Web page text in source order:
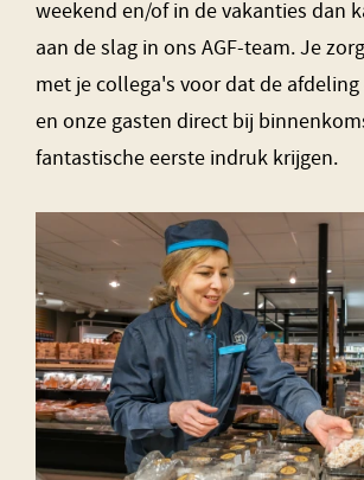
weekend en/of in de vakanties dan
aan de slag in ons AGF-team. Je
met je collega's voor dat de
en onze gasten direct bij
fantastische eerste indruk krijgen.